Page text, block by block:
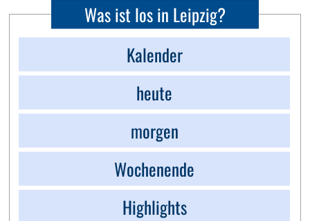
Was ist los in Leipzig?
Kalender
heute
morgen
Wochenende
Highlights